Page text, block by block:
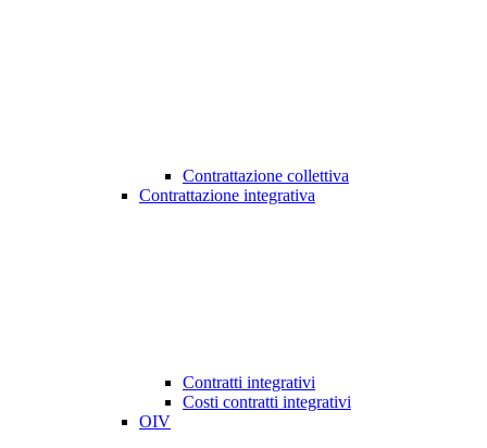
Contrattazione collettiva
Contrattazione integrativa
Contratti integrativi
Costi contratti integrativi
OIV